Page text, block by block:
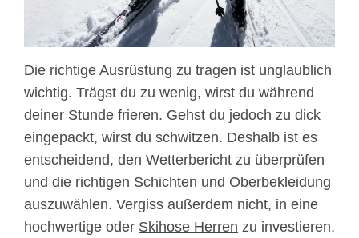
Die richtige Ausrüstung zu tragen ist unglaublich
wichtig. Trägst du zu wenig, wirst du während
deiner Stunde frieren. Gehst du jedoch zu dick
eingepackt, wirst du schwitzen. Deshalb ist es
entscheidend, den Wetterbericht zu überprüfen
und die richtigen Schichten und Oberbekleidung
auszuwählen. Vergiss außerdem nicht, in eine
hochwertige oder Skihose Herren zu investieren.